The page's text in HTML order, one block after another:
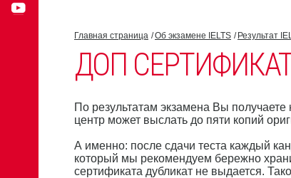
Главная страница Об экзамене IELTS Результат
ДОП СЕРТИФИКАТ
По результатам экзамена Вы
центр может выслать до пяти копий
А именно: после сдачи теста каждый
который мы рекомендуем бережно
сертификата дубликат не выдается.